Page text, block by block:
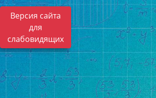
Версия сайта
для
слабовидящих